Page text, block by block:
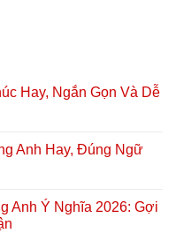
Hay, Ngắn Gọn Và Dễ
Anh Hay, Đúng Ngữ
Anh Ý Nghĩa 2026: Gợi